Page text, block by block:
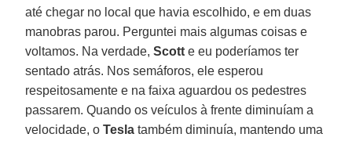
até chegar no local que havia escolhido, e em duas
manobras parou. Perguntei mais algumas coisas e
voltamos. Na verdade,Scott e eu poderíamos ter
sentado atrás. Nos semáforos, ele esperou
respeitosamente e na faixa aguardou os pedestres
passarem. Quando os veículos à frente diminuíam a
velocidade, oTesla também diminuía, mantendo uma